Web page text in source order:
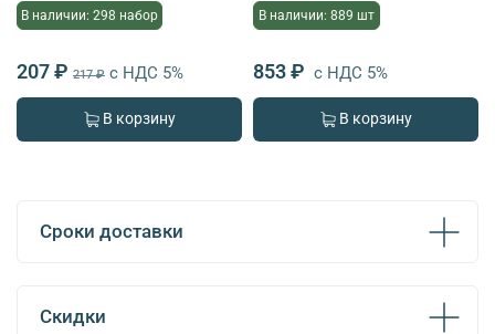
В наличии: 298 набор
207 ₽ 217 ₽ с НДС 5%
В корзину
В наличии: 889 шт
853 ₽ с НДС 5%
В корзину
Сроки доставки
Скидки